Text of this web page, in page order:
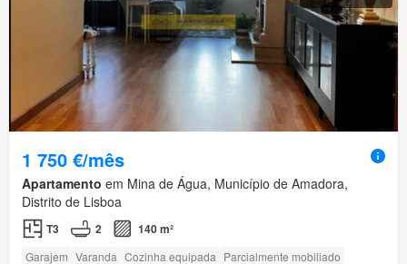
1 750 €/mês
Apartamento em Mina de Água, Município de Amadora,
Distrito de Lisboa
T3 2 140 m²
Garajem Varanda Cozinha equipada Parcialmente mobiliado